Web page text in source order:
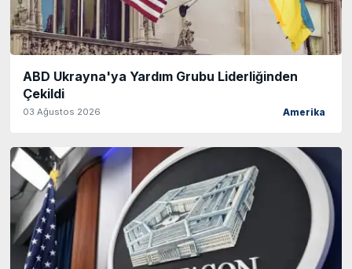
ABD Ukrayna'ya Yardım Grubu Liderliğinden
Çekildi
03 Ağustos 2026 Amerika